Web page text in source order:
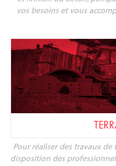
vos besoins et vous
Pour réaliser des travaux de
disposition des